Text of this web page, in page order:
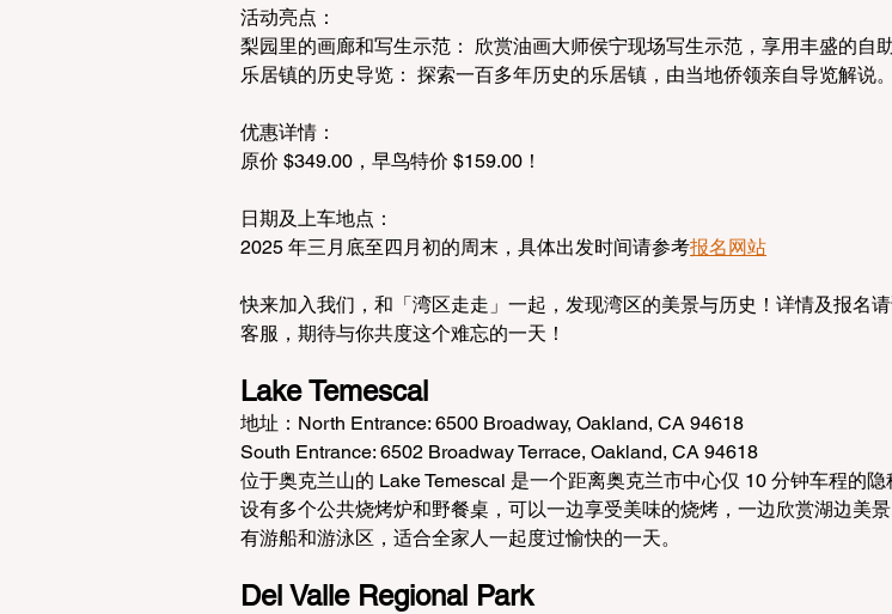
活动亮点：
梨园里的画廊和写生示范： 欣赏油画大师侯宁现场写生示范，享用丰盛的自助
乐居镇的历史导览： 探索一百多年历史的乐居镇，由当地侨领亲自导览解说。
优惠详情：
原价 $349.00，早鸟特价 $159.00！
日期及上车地点：
2025 年三月底至四月初的周末，具体出发时间请参考报名网站
快来加入我们，和「湾区走走」一起，发现湾区的美景与历史！详情及报名
客服，期待与你共度这个难忘的一天！
Lake Temescal
地址：North Entrance: 6500 Broadway, Oakland, CA 94618
South Entrance: 6502 Broadway Terrace, Oakland, CA 94618
位于奥克兰山的 Lake Temescal 是一个距离奥克兰市中心仅 10 分钟车程的
设有多个公共烧烤炉和野餐桌，可以一边享受美味的烧烤，一边欣赏湖边美
有游船和游泳区，适合全家人一起度过愉快的一天。
Del Valle Regional Park